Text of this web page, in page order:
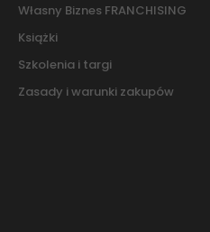
Własny Biznes FRANCHISING
Książki
Szkolenia i targi
Zasady i warunki zakupów